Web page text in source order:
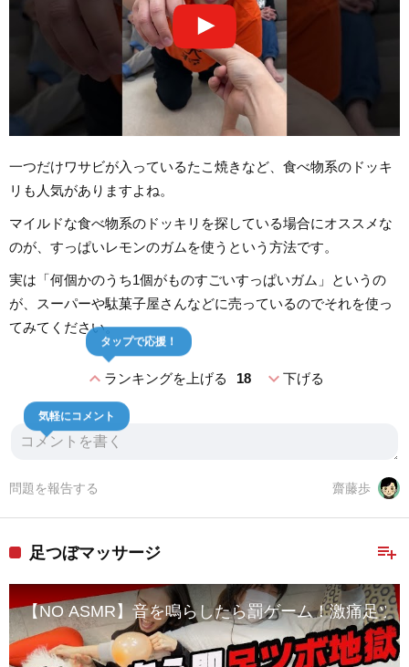
一つだけワサビが入っているたこ焼きなど、食べ物系のドッキ
リも人気がありますよね。
マイルドな食べ物系のドッキリを探している場合にオススメな
のが、すっぱいレモンのガムを使うという方法です。
実は「何個かのうち1個がものすごいすっぱいガム」というの
が、スーパーや駄菓子屋さんなどに売っているのでそれを使っ
てみてください。
expand_lessランキングを上げる 18
タップで応援！
expand_more下げる
気軽にコメント
齋藤歩
問題を報告する
playlist_add
足つぼマッサージ
【NO ASMR】音を鳴らしたら罰ゲーム！激痛足ツ